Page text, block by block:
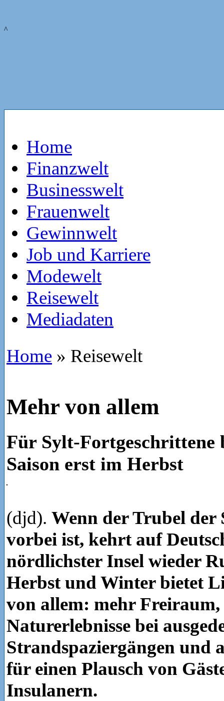
^
Home
Finanzwelt
Businesswelt
Frauenwelt
Gewinnwelt
Job und Karriere
Modewelt
Reisewelt
Mediadaten
Home » Reisewelt
Mehr von allem
Für Sylt-Fortgeschrittene
Saison erst im Herbst
(djd). Wenn der Trubel der
vorbei ist, kehrt auf
nördlichster Insel wieder
Herbst und Winter bietet
von allem: mehr
Naturerlebnisse bei
Strandspaziergängen und
für einen Plausch von
Insulanern.